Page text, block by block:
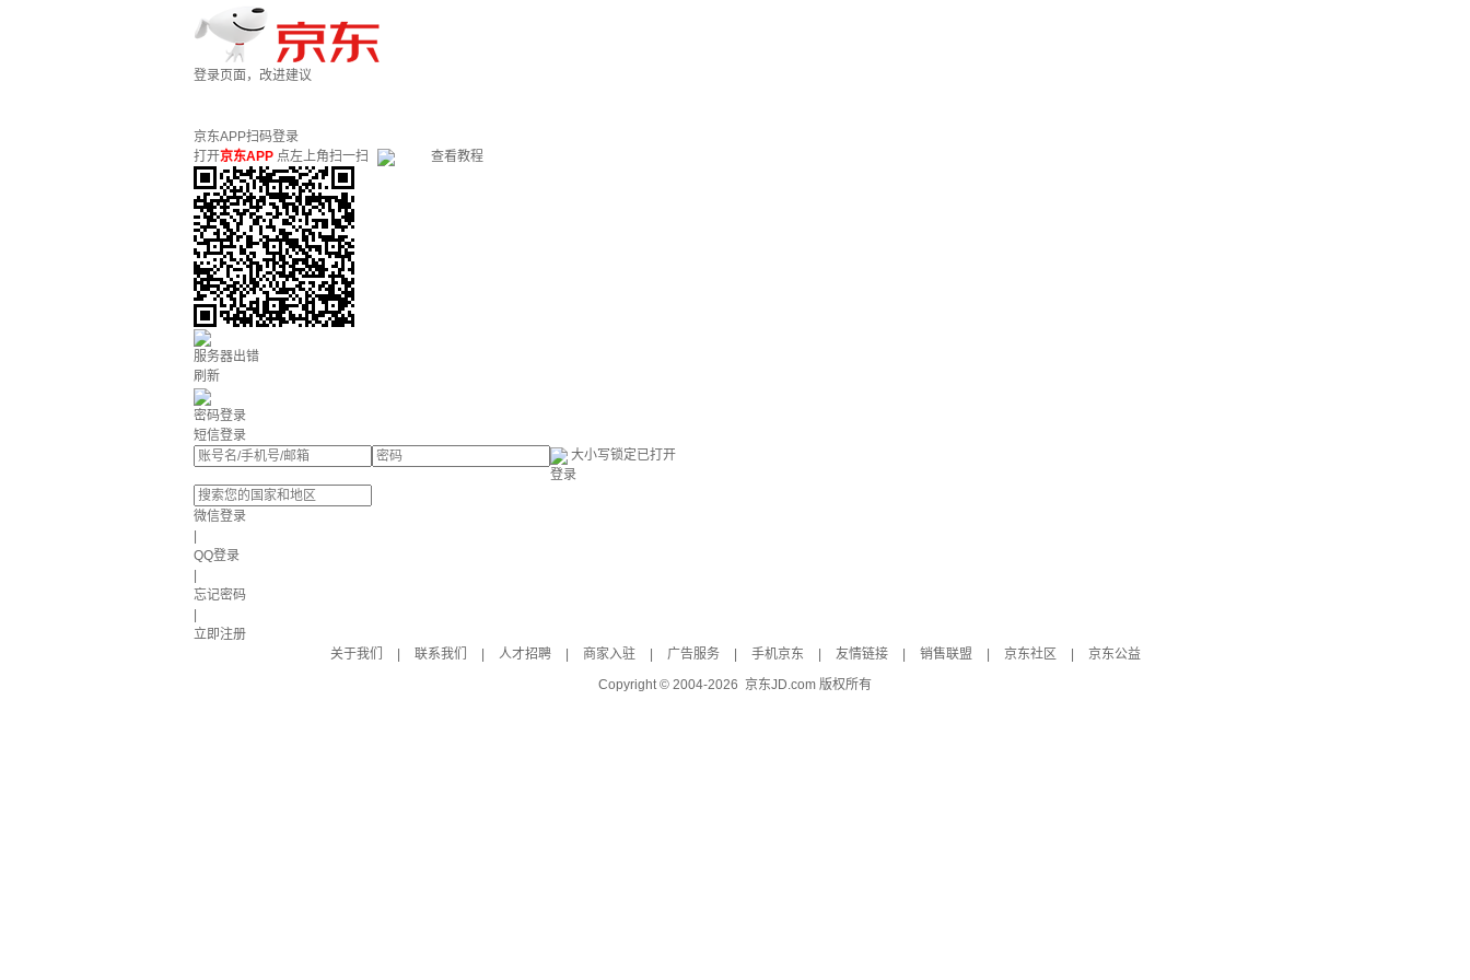
登录页面，改进建议
京东APP扫码登录
打开京东APP 点左上角扫一扫 查看教程
服务器出错
刷新
密码登录
短信登录
大小写锁定已打开
登录
微信登录
QQ登录
忘记密码
立即注册
关于我们
联系我们 人才招聘 商家入驻 广告服务 手机京东 友情链接 销售联盟 京东社区
京东公益
Copyright © 2004-2026 京东JD.com 版权所有